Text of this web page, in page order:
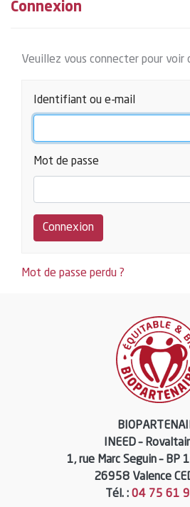
Connexion
Veuillez vous connecter pour voir
Identifiant ou e-mail
Mot de passe
Mot de passe perdu ?
INEED –
1, rue Marc Seguin – BP
26958 Valence
Tél. : 04 75 61